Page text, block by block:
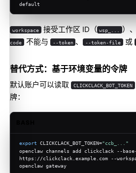
default
workspace 接受工作区 ID（ wsp_... ）
code 不能与 --token 、 --token-file 或
替代方式：基于环境变量的令牌
默认账户可以读取 CLICKCLACK_BOT_TOKEN
牌：
export CLICKCLACK_BOT_TOKEN="ccb_..."
openclaw channels add clickclack --
https://clickclack.example.com --
openclaw gateway